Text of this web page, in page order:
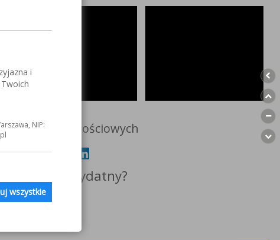
społecznościowych
Ciebie przydatny?
i
NIP:
wszystkie